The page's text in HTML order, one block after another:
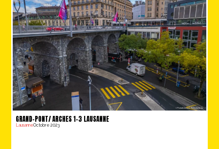
GRAND-PONT/ ARCHES 1-3 LAUSANNE
LausanneOctobre 2023